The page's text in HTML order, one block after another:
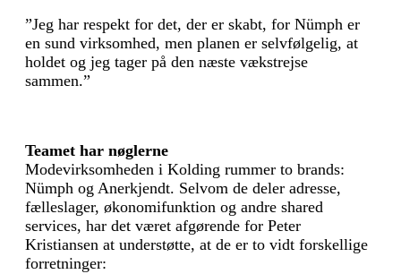
”Jeg har respekt for det, der er skabt, for Nümph er
en sund virksomhed, men planen er selvfølgelig, at
holdet og jeg tager på den næste vækstrejse
sammen.”
Teamet har nøglerne
Modevirksomheden i Kolding rummer to brands:
Nümph og Anerkjendt. Selvom de deler adresse,
fælleslager, økonomifunktion og andre shared
services, har det været afgørende for Peter
Kristiansen at understøtte, at de er to vidt forskellige
forretninger: